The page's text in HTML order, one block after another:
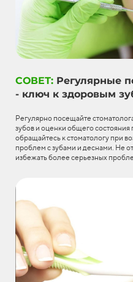
СОВЕТ: Регулярные
- ключ к здоровым
Регулярно посещайте
зубов и оценки общего
обращайтесь к стоматологу при
проблем с зубами и деснами. Не
избежать более серьезных